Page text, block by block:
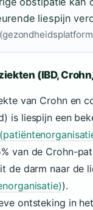
liespijn
(IBD,
van Crohn en
is liespijn een
van de Crohn-
de darm naar de
).
ontsteking in